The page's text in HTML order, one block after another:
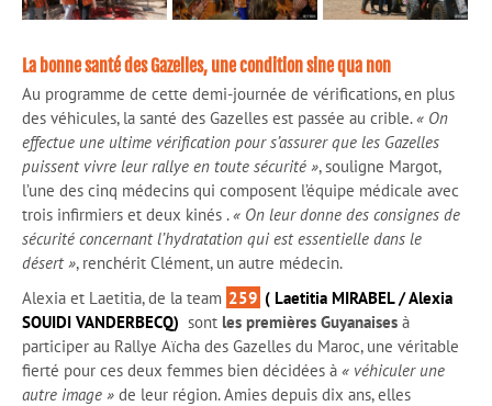
La bonne santé des Gazelles, une condition sine qua non
Au programme de cette demi-journée de vérifications, en plus
des véhicules, la santé des Gazelles est passée au crible.« On
effectue une ultime vérification pour s’assurer que les Gazelles
puissent vivre leur rallye en toute sécurité », souligne Margot,
l’une des cinq médecins qui composent l’équipe médicale avec
trois infirmiers et deux kinés .« On leur donne des consignes de
sécurité concernant l’hydratation qui est essentielle dans le
désert », renchérit Clément, un autre médecin.
Alexia et Laetitia, de la team 259 ( Laetitia MIRABEL / Alexia
SOUIDI VANDERBECQ) sont les premières Guyanaisesà
participer au Rallye Aïcha des Gazelles du Maroc, une véritable
fierté pour ces deux femmes bien décidées à « véhiculer une
autre image »de leur région. Amies depuis dix ans, elles